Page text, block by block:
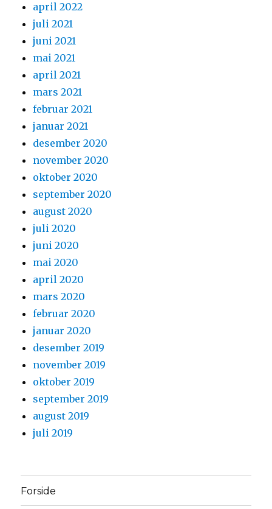
april 2022
juli 2021
juni 2021
mai 2021
april 2021
mars 2021
februar 2021
januar 2021
desember 2020
november 2020
oktober 2020
september 2020
august 2020
juli 2020
juni 2020
mai 2020
april 2020
mars 2020
februar 2020
januar 2020
desember 2019
november 2019
oktober 2019
september 2019
august 2019
juli 2019
Forside